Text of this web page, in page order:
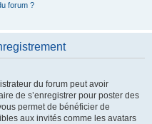
forum ?
du forum peut avoir
de s’enregistrer pour poster des
permet de bénéficier de
aux invités comme les avatars